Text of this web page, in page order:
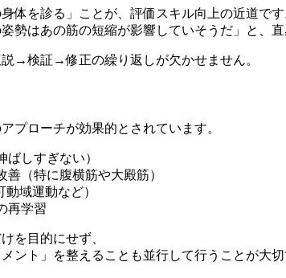
体を診る」ことが、評価スキル向上の近道です
勢はあの筋の短縮が影響していそうだ」と、
→検証→修正の繰り返しが欠かせません。
プローチが効果的とされています。
しすぎない）
（特に腹横筋や大殿筋）
域運動など）
再学習
を目的にせず、
ント」を整えることも並行して行うことが大切